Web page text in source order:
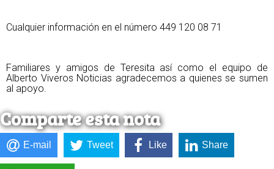
Cualquier información en el número 449 120 08 71
Familiares y amigos de Teresita así como el equipo de
Alberto Viveros Noticias agradecemos a quienes se sumen
al apoyo.
Comparte esta nota
E-mail Tweet Like Share